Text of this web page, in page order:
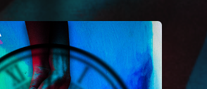
all set!